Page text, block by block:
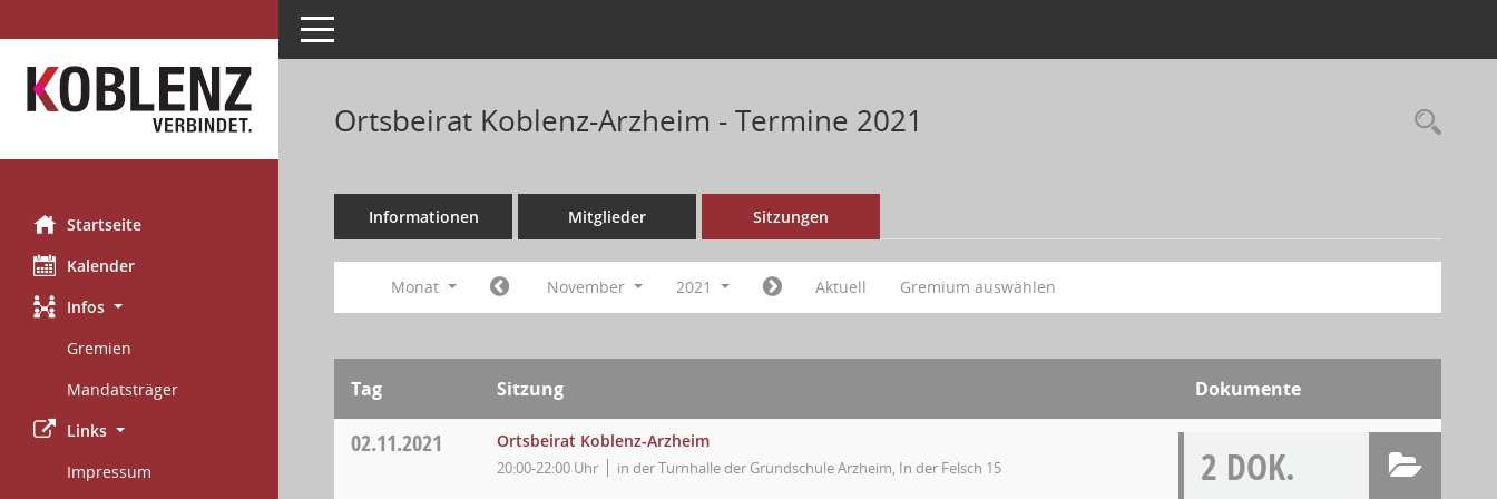
Startseite
Kalender
Infos
Gremien
Mandatsträger
Links
Impressum
Toggle navigation
Ortsbeirat Koblenz-Arzheim - Termine 2021
Informationen Mitglieder Sitzungen
Monat November 2021 Aktuell Gremium auswählen
Tag Sitzung Dokumente
02.11.2021 Ortsbeirat Koblenz-Arzheim
20:00-22:00 Uhr in der Turnhalle der Grundschule Arzheim, In der Felsch 15 2 DOK.